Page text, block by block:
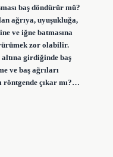
baş döndürür mü?
ağrıya, uyuşukluğa,
ve iğne batmasına
zor olabilir.
girdiğinde baş
ve baş ağrıları
röntgende çıkar mı?…